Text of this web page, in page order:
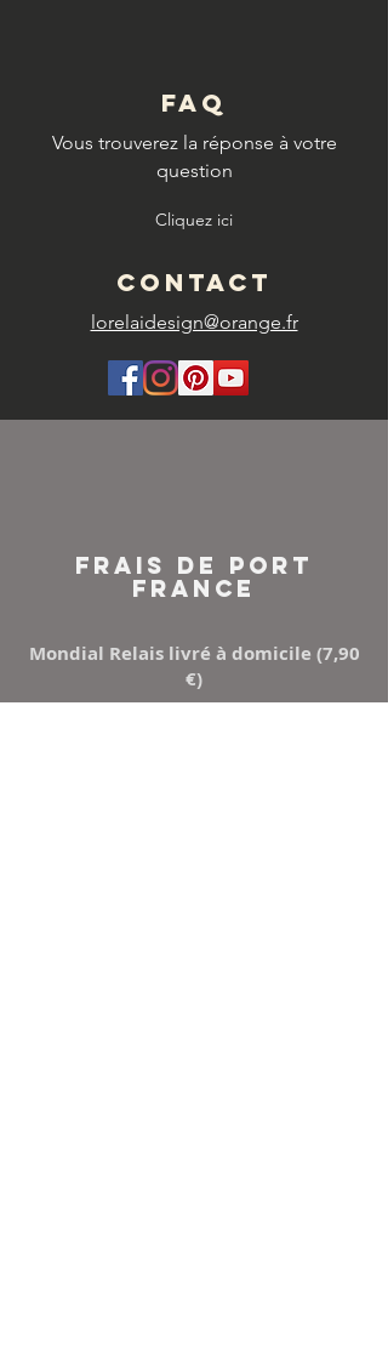
FAQ
Vous trouverez la réponse à votre
question
Cliquez ici
CONTACT
lorelaidesign@orange.fr
FRAIS DE PORT
FRANCE
Mondial Relais livré à domicile (7,90
€)